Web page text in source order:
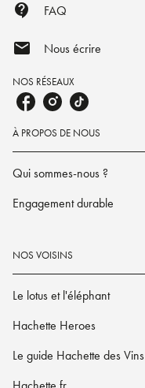
contact_support FAQ
mail Nous écrire
NOS RÉSEAUX
À PROPOS DE NOUS
Qui sommes-nous ?
Engagement durable
NOS VOISINS
Le lotus et l'éléphant
Hachette Heroes
Le guide Hachette des Vins